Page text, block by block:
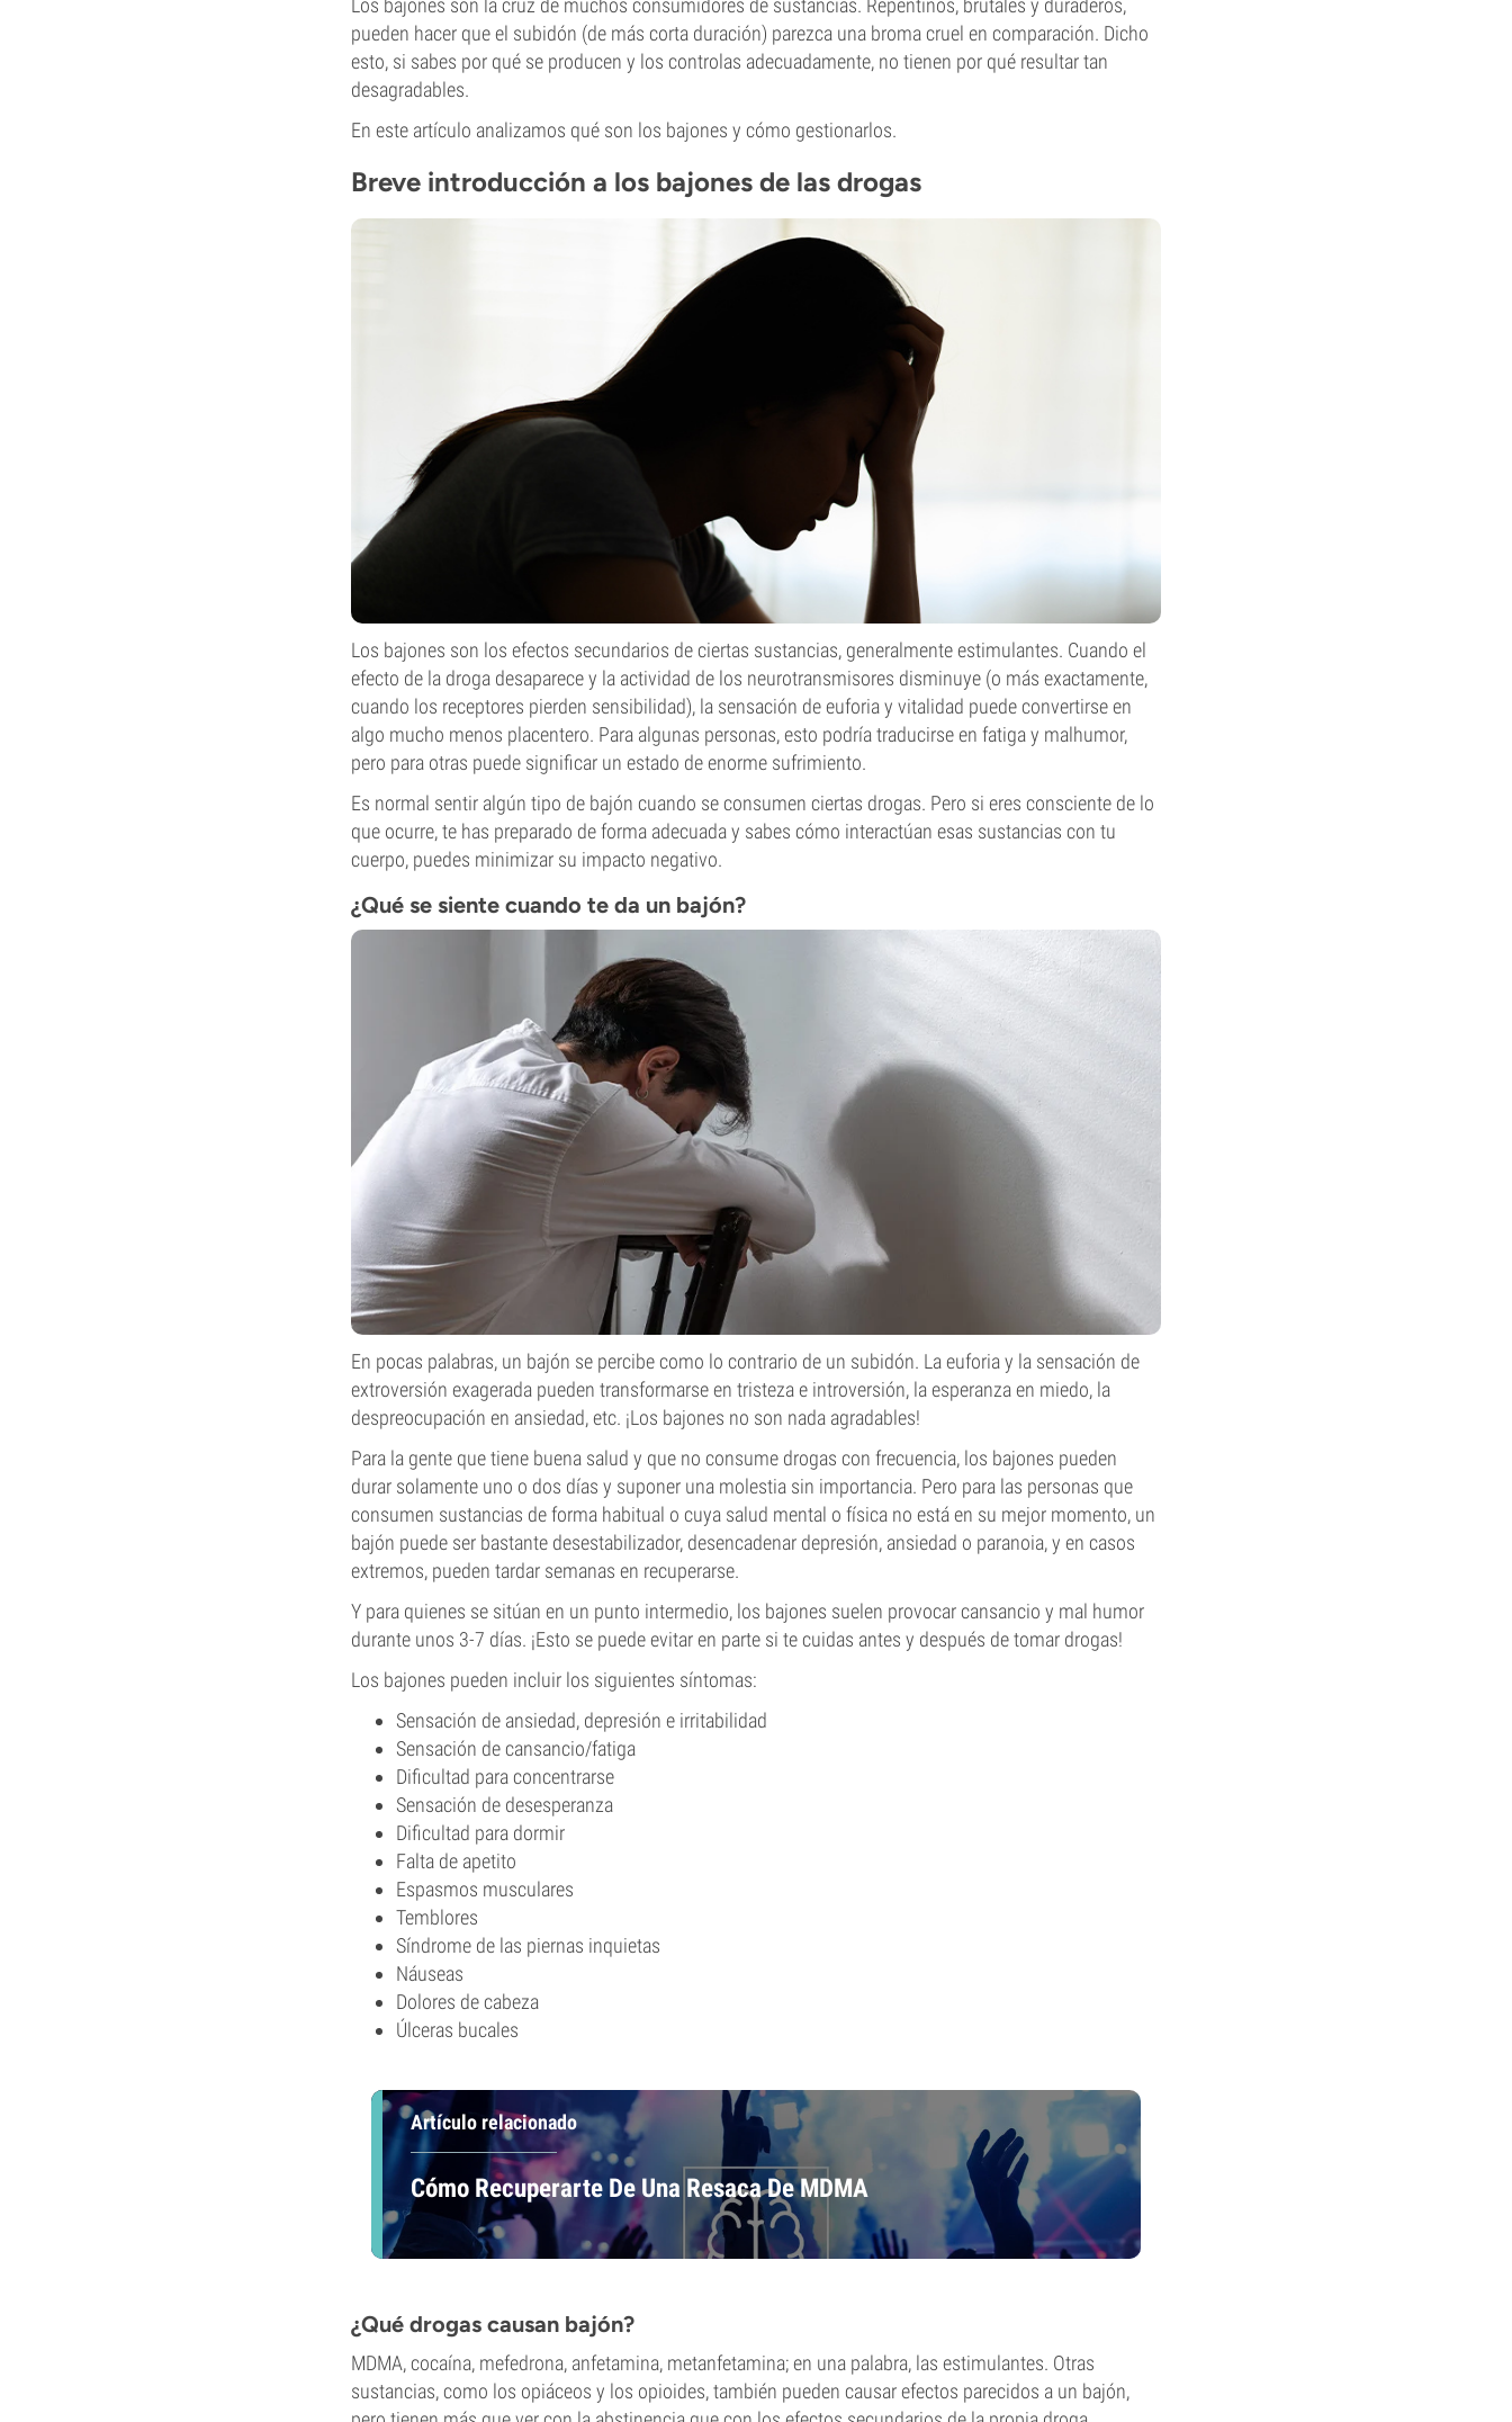
pueden hacer que el subidón (de más corta duración) parezca una broma cruel en comparación. Dicho
esto, si sabes por qué se producen y los controlas adecuadamente, no tienen por qué resultar tan
desagradables.
En este artículo analizamos qué son los bajones y cómo gestionarlos.
Breve introducción a los bajones de las drogas
Los bajones son los efectos secundarios de ciertas sustancias, generalmente estimulantes. Cuando el
efecto de la droga desaparece y la actividad de los neurotransmisores disminuye (o más exactamente,
cuando los receptores pierden sensibilidad), la sensación de euforia y vitalidad puede convertirse en
algo mucho menos placentero. Para algunas personas, esto podría traducirse en fatiga y malhumor,
pero para otras puede significar un estado de enorme sufrimiento.
Es normal sentir algún tipo de bajón cuando se consumen ciertas drogas. Pero si eres consciente de lo
que ocurre, te has preparado de forma adecuada y sabes cómo interactúan esas sustancias con tu
cuerpo, puedes minimizar su impacto negativo.
¿Qué se siente cuando te da un bajón?
En pocas palabras, un bajón se percibe como lo contrario de un subidón. La euforia y la sensación de
extroversión exagerada pueden transformarse en tristeza e introversión, la esperanza en miedo, la
despreocupación en ansiedad, etc. ¡Los bajones no son nada agradables!
Para la gente que tiene buena salud y que no consume drogas con frecuencia, los bajones pueden
durar solamente uno o dos días y suponer una molestia sin importancia. Pero para las personas que
consumen sustancias de forma habitual o cuya salud mental o física no está en su mejor momento, un
bajón puede ser bastante desestabilizador, desencadenar depresión, ansiedad o paranoia, y en casos
extremos, pueden tardar semanas en recuperarse.
Y para quienes se sitúan en un punto intermedio, los bajones suelen provocar cansancio y mal humor
durante unos 3-7 días. ¡Esto se puede evitar en parte si te cuidas antes y después de tomar drogas!
Los bajones pueden incluir los siguientes síntomas:
Sensación de ansiedad, depresión e irritabilidad
Sensación de cansancio/fatiga
Dificultad para concentrarse
Sensación de desesperanza
Dificultad para dormir
Falta de apetito
Espasmos musculares
Temblores
Síndrome de las piernas inquietas
Náuseas
Dolores de cabeza
Úlceras bucales
Artículo relacionado
Cómo Recuperarte De Una Resaca De MDMA
¿Qué drogas causan bajón?
MDMA, cocaína, mefedrona, anfetamina, metanfetamina; en una palabra, las estimulantes. Otras
sustancias, como los opiáceos y los opioides, también pueden causar efectos parecidos a un bajón,